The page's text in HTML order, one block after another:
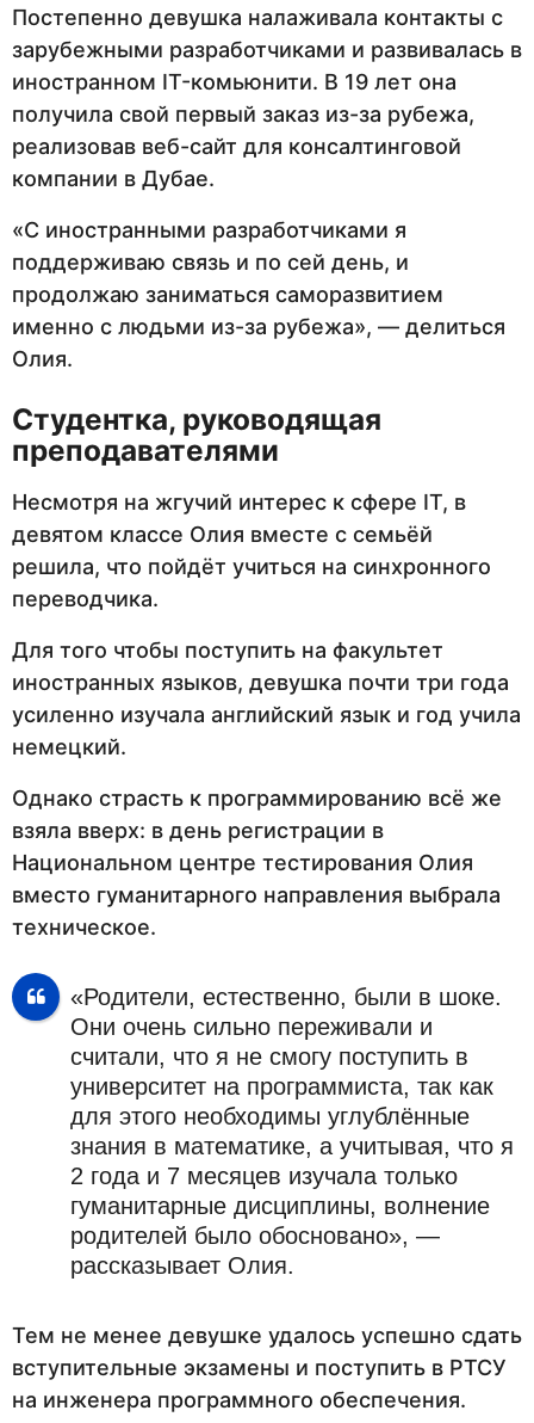
Постепенно девушка налаживала контакты с
зарубежными разработчиками и развивалась в
иностранном IT-комьюнити. В 19 лет она
получила свой первый заказ из-за рубежа,
реализовав веб-сайт для консалтинговой
компании в Дубае.
«С иностранными разработчиками я
поддерживаю связь и по сей день, и
продолжаю заниматься саморазвитием
именно с людьми из-за рубежа», — делиться
Олия.
Студентка, руководящая
преподавателями
Несмотря на жгучий интерес к сфере IT, в
девятом классе Олия вместе с семьёй
решила, что пойдёт учиться на синхронного
переводчика.
Для того чтобы поступить на факультет
иностранных языков, девушка почти три года
усиленно изучала английский язык и год учила
немецкий.
Однако страсть к программированию всё же
взяла вверх: в день регистрации в
Национальном центре тестирования Олия
вместо гуманитарного направления выбрала
техническое.
«Родители, естественно, были в шоке.
Они очень сильно переживали и
считали, что я не смогу поступить в
университет на программиста, так как
для этого необходимы углублённые
знания в математике, а учитывая, что я
2 года и 7 месяцев изучала только
гуманитарные дисциплины, волнение
родителей было обосновано», —
рассказывает Олия.
Тем не менее девушке удалось успешно сдать
вступительные экзамены и поступить в РТСУ
на инженера программного обеспечения.